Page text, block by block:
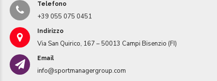
Telefono
+39 055 075 0451
Indirizzo
Via San Quirico, 167 – 50013 Campi Bisenzio (FI)
Email
info@sportmanagergroup.com